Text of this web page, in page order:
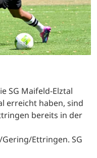
SG Maifeld-Elztal
erreicht haben, sind
bereits in der
Ettringen. SG